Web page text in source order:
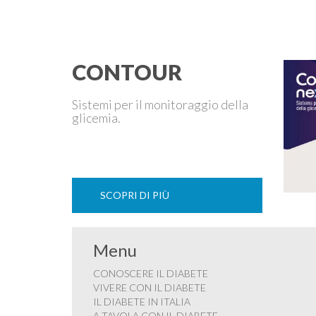
CONTOUR
Sistemi per il monitoraggio della
glicemia.
SCOPRI DI PIÙ
Menu
CONOSCERE IL DIABETE
VIVERE CON IL DIABETE
IL DIABETE IN ITALIA